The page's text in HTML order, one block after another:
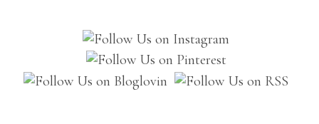
Eis
Saft & Sirup